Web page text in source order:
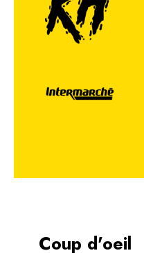
Coup d'oeil